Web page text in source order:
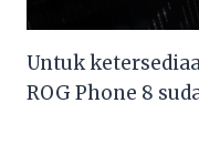
Untuk
ROG Phone 8